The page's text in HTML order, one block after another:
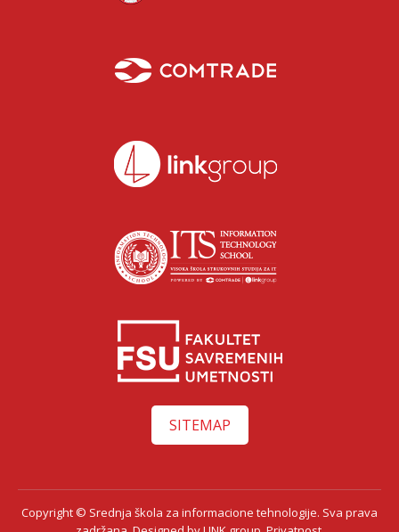
SITEMAP
Copyright © Srednja škola za informacione tehnologije. Sva prava